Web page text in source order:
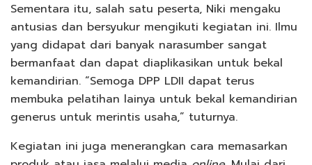
Sementara itu, salah satu peserta, Niki mengaku
antusias dan bersyukur mengikuti kegiatan ini. Ilmu
yang didapat dari banyak narasumber sangat
bermanfaat dan dapat diaplikasikan untuk bekal
kemandirian. “Semoga DPP LDII dapat terus
membuka pelatihan lainya untuk bekal kemandirian
generus untuk merintis usaha,” tuturnya.
Kegiatan ini juga menerangkan cara memasarkan